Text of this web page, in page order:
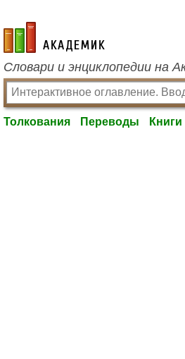
academic.ru
Словари и энциклопедии на
Толкования Переводы Книги